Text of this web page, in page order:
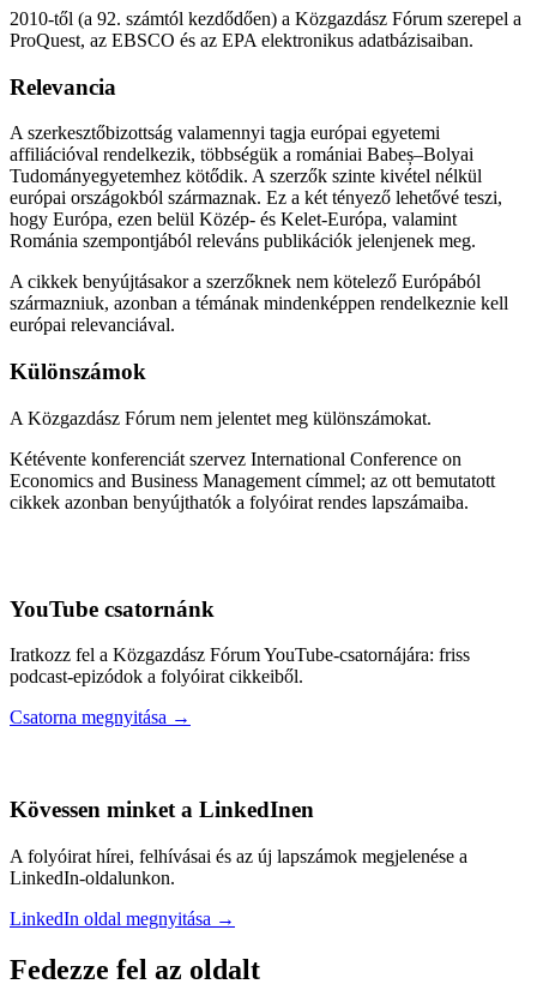
2010-től (a 92. számtól kezdődően) a Közgazdász Fórum szerepel a
ProQuest, az EBSCO és az EPA elektronikus adatbázisaiban.
Relevancia
A szerkesztőbizottság valamennyi tagja európai egyetemi
affiliációval rendelkezik, többségük a romániai Babeș–Bolyai
Tudományegyetemhez kötődik. A szerzők szinte kivétel nélkül
európai országokból származnak. Ez a két tényező lehetővé teszi,
hogy Európa, ezen belül Közép- és Kelet-Európa, valamint
Románia szempontjából releváns publikációk jelenjenek meg.
A cikkek benyújtásakor a szerzőknek nem kötelező Európából
származniuk, azonban a témának mindenképpen rendelkeznie kell
európai relevanciával.
Különszámok
A Közgazdász Fórum nem jelentet meg különszámokat.
Kétévente konferenciát szervez International Conference on
Economics and Business Management címmel; az ott bemutatott
cikkek azonban benyújthatók a folyóirat rendes lapszámaiba.
YouTube csatornánk
Iratkozz fel a Közgazdász Fórum YouTube-csatornájára: friss
podcast-epizódok a folyóirat cikkeiből.
Csatorna megnyitása →
Kövessen minket a LinkedInen
A folyóirat hírei, felhívásai és az új lapszámok megjelenése a
LinkedIn-oldalunkon.
LinkedIn oldal megnyitása →
Fedezze fel az oldalt